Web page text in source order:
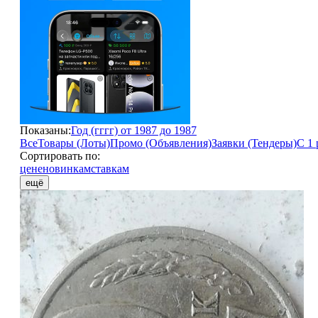
Показаны:Год (гггг) от 1987 до 1987
ВсеТовары (Лоты)Промо (Объявления)Заявки (Тендеры)С 1
Сортировать по:
цененовинкамставкам
ещё